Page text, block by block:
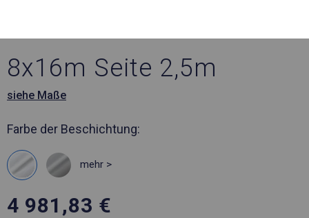
8x16m Seite 2,5m
siehe Maße
Farbe der Beschichtung:
mehr >
4 981,83 €